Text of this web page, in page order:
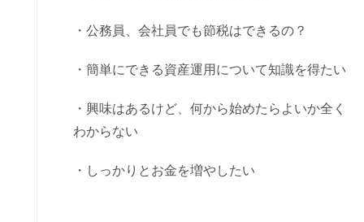
・公務員、会社員でも節税はできるの？
・簡単にできる資産運用について知識を得たい
・興味はあるけど、何から始めたらよいか全く
わからない
・しっかりとお金を増やしたい